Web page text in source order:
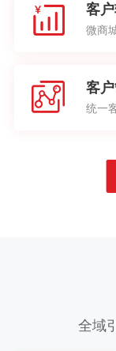
客
微商
客
统一
全域